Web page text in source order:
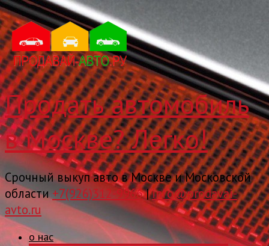
Продать автомобиль
в Москве? Легко!
Срочный выкуп авто в Москве и Московской
области+7(926)312-9966|info@prodavai-
avto.ru
о нас